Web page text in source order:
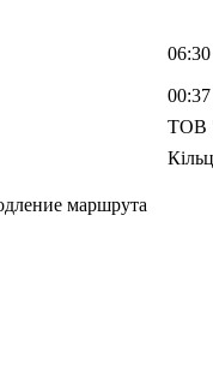
00:37
ТОВ
маршрута